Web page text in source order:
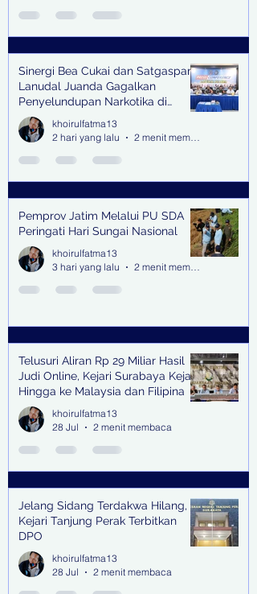
Sinergi Bea Cukai dan Satgaspam
Lanudal Juanda Gagalkan
Penyelundupan Narkotika di
Bandara Juanda
khoirulfatma13
2 hari yang lalu
2 menit membaca
Pemprov Jatim Melalui PU SDA
Peringati Hari Sungai Nasional
khoirulfatma13
3 hari yang lalu
2 menit membaca
Telusuri Aliran Rp 29 Miliar Hasil
Judi Online, Kejari Surabaya Kejar
Hingga ke Malaysia dan Filipina
khoirulfatma13
28 Jul
2 menit membaca
Jelang Sidang Terdakwa Hilang,
Kejari Tanjung Perak Terbitkan
DPO
khoirulfatma13
28 Jul
2 menit membaca